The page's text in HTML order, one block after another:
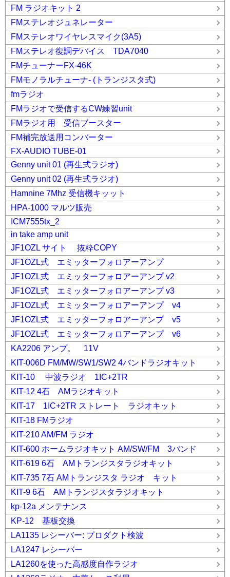
FM ラジオキット 2
FMステレオジュネレーター
FMステレオワイヤレスマイク(3A5)
FMステレオ復調デバイス TDA7040
FMチューナーFX-46K
FMモノラルチューナ- (トランジスタ式)
fmラジオ
FMラジオで受信するCW練習unit
FMラジオ用 受信ブースター
FM補完放送用コンバーター
FX-AUDIO TUBE-01
Genny unit 01 (再生式ラジオ)
Genny unit 02 (再生式ラジオ)
Hamnine 7Mhz 受信機キッット
HPA-1000 マルツ販売
ICM7555tx_2
in take amp unit
JF1OZL サイト 抜粋COPY
JF1OZL式 エミッターフォロアーアンプ
JF1OZL式 エミッターフォロアーアンプ v2
JF1OZL式 エミッターフォロアーアンプ v3
JF1OZL式 エミッターフォロアーアンプ v4
JF1OZL式 エミッターフォロアーアンプ v5
JF1OZL式 エミッターフォロアーアンプ v6
KA2206 アンプ。 11V
KIT-006D FM/MW/SW1/SW2 4バンドラジオキット
KIT-10 中波ラジオ 1IC+2TR
KIT-12 4石 AMラジオキット
KIT-17 1IC+2TR ストレート ラジオキット
KIT-18 FMラジオ
KIT-210 AM/FM ラジオ
KIT-600 ホームラジオキット AM/SW/FM 3バンド
KIT-619 6石 AMトランジスタラジオキット
KIT-735 7石 AMトランジスタ ラジオ キット
KIT-9 6石 AMトランジスタラジオキット
kp-12a メンテナンス
KP-12 基板交換
LA1135 レシーバー: プロダクト検波
LA1247 レシーバー
LA1260を使った高感度自作ラジオ